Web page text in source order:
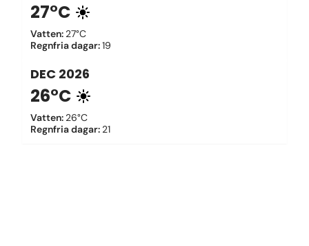
27°C
Vatten: 27°C
Regnfria dagar:19
DEC 2026
26°C
Vatten: 26°C
Regnfria dagar: 21